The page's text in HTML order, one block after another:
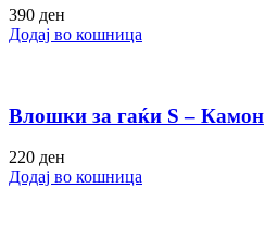
390 ден
Додај во кошница
Влошки за гаќи S – Камон
220 ден
Додај во кошница